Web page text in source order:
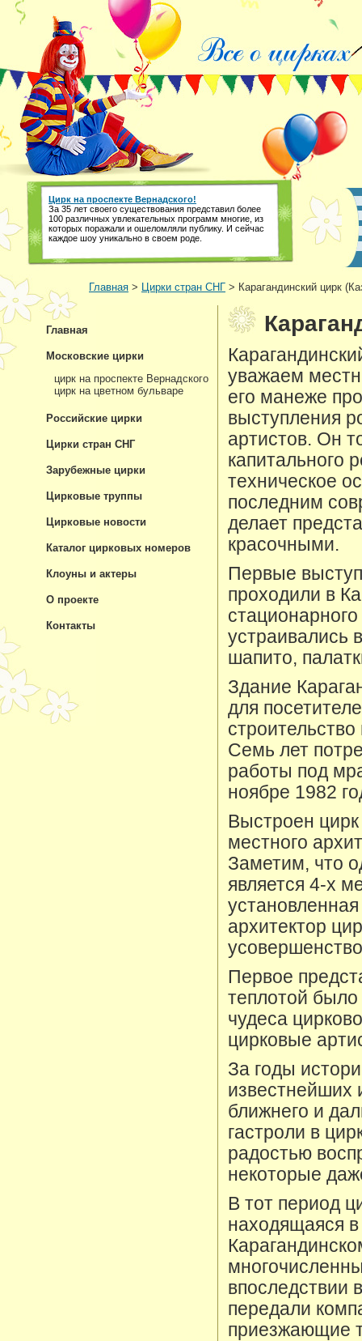
Цирк на проспекте Вернадского!
За 35 лет своего существования представил более
100 различных увлекательных программ многие, из
которых поражали и ошеломляли публику. И сейчас
каждое шоу уникально в своем роде.
Главная > Цирки стран СНГ > Карагандинский цирк
уважаем
его манеже
выступления
артистов. Он
капитального
техническое
последним
делает
красочными.
Первые
проходили в
устраивались
шапито,
Здание
для
Семь лет
работы под
ноябре 1982
Выстроен
местного
Заметим, что
является 4-х
архитектор
Первое
теплотой
чудеса
цирковые
За годы
известнейших
ближнего и
гастроли в
радостью
некоторые
В тот период
находящаяся в
впоследствии
передали
приезжающие
Главная
Московские цирки
цирк на проспекте Вернадского
цирк на цветном бульваре
Российские цирки
Цирки стран СНГ
Зарубежные цирки
Цирковые труппы
Цирковые новости
Каталог цирковых номеров
Клоуны и актеры
О проекте
Контакты